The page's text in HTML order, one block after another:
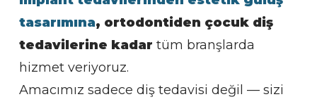
tasarımına, ortodontiden çocuk diş
tedavilerine kadar tüm branşlarda
hizmet veriyoruz.
Amacımız sadece diş tedavisi değil — sizi